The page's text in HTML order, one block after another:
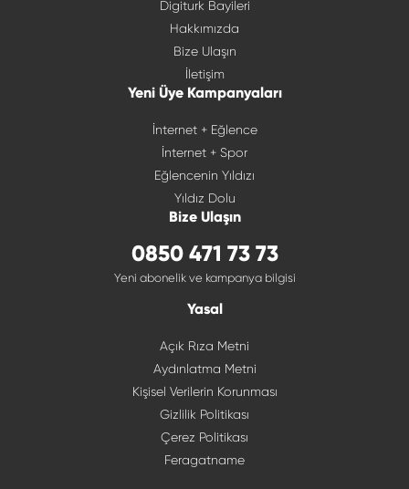
Digiturk Bayileri
Hakkımızda
Bize Ulaşın
İletişim
Yeni Üye Kampanyaları
İnternet + Eğlence
İnternet + Spor
Eğlencenin Yıldızı
Yıldız Dolu
Bize Ulaşın
0850 471 73 73
Yeni abonelik ve kampanya bilgisi
Yasal
Açık Rıza Metni
Aydınlatma Metni
Kişisel Verilerin Korunması
Gizlilik Politikası
Çerez Politikası
Feragatname